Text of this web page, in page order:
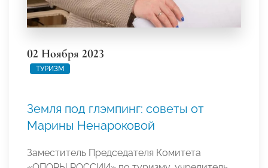
02 Ноября 2023
ТУРИЗМ
Земля под глэмпинг: советы от
Марины Ненароковой
Заместитель Председателя Комитета